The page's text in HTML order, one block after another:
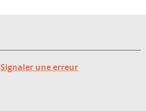
Signaler une erreur